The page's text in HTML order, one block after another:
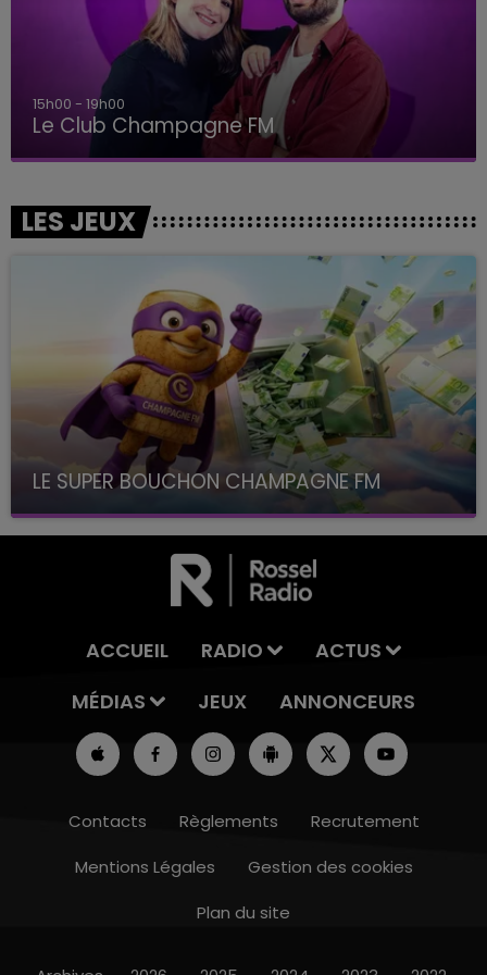
15h00 - 19h00
Le Club Champagne FM
LES JEUX
LE SUPER BOUCHON CHAMPAGNE FM
avec La Famille Champagne FM, à 8H10
ACCUEIL RADIO
ACTUS
MÉDIAS
JEUX ANNONCEURS
Contacts Règlements
Recrutement
Mentions Légales
Gestion des cookies
Plan du site